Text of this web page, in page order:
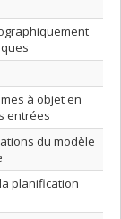
à objet en
entrées
du modèle
planification